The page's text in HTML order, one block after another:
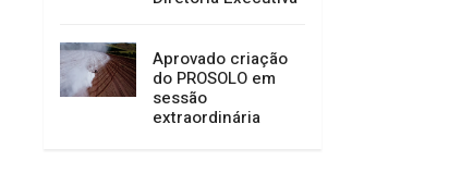
Aprovado criação
do PROSOLO em
sessão
extraordinária